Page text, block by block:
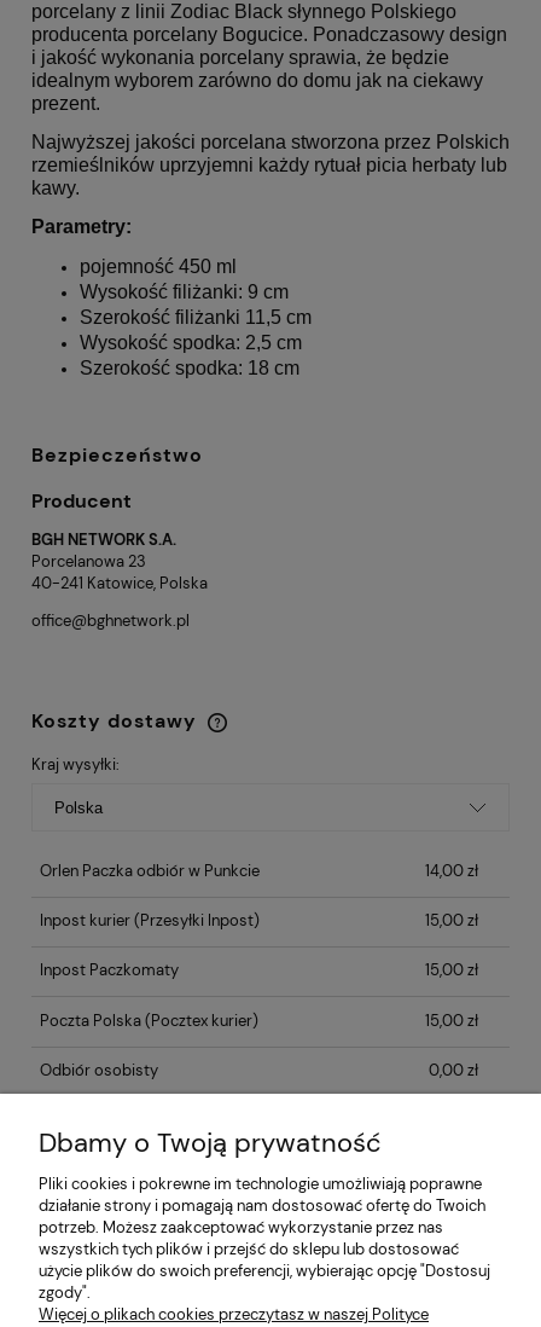
porcelany z linii Zodiac Black słynnego Polskiego
producenta porcelany Bogucice. Ponadczasowy design
i jakość wykonania porcelany sprawia, że będzie
idealnym wyborem zarówno do domu jak na ciekawy
prezent.
Najwyższej jakości porcelana stworzona przez Polskich
rzemieślników uprzyjemni każdy rytuał picia herbaty lub
kawy.
Parametry:
pojemność 450 ml
Wysokość filiżanki: 9 cm
Szerokość filiżanki 11,5 cm
Wysokość spodka: 2,5 cm
Szerokość spodka: 18 cm
Bezpieczeństwo
Producent
BGH NETWORK S.A.
Porcelanowa 23
40-241 Katowice, Polska
office@bghnetwork.pl
Koszty dostawy
Cena nie zawiera ewentualnych kosztów
płatności
Kraj wysyłki:
Orlen Paczka odbiór w Punkcie 14,00 zł
Inpost kurier(Przesyłki Inpost) 15,00 zł
Inpost Paczkomaty 15,00 zł
Poczta Polska(Pocztex kurier) 15,00 zł
Odbiór osobisty 0,00 zł
Opinie o produkcie (0)
Informacje
Płatności i dostawa
Dbamy o Twoją prywatność
Pliki cookies i pokrewne im technologie umożliwiają poprawne
działanie strony i pomagają nam dostosować ofertę do Twoich
potrzeb. Możesz zaakceptować wykorzystanie przez nas
wszystkich tych plików i przejść do sklepu lub dostosować
użycie plików do swoich preferencji, wybierając opcję "Dostosuj
zgody".
Więcej o plikach cookies przeczytasz w naszej Polityce